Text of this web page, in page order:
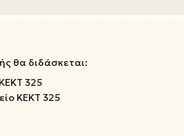
θα διδάσκεται:
325
ΚΕΚΤ 325